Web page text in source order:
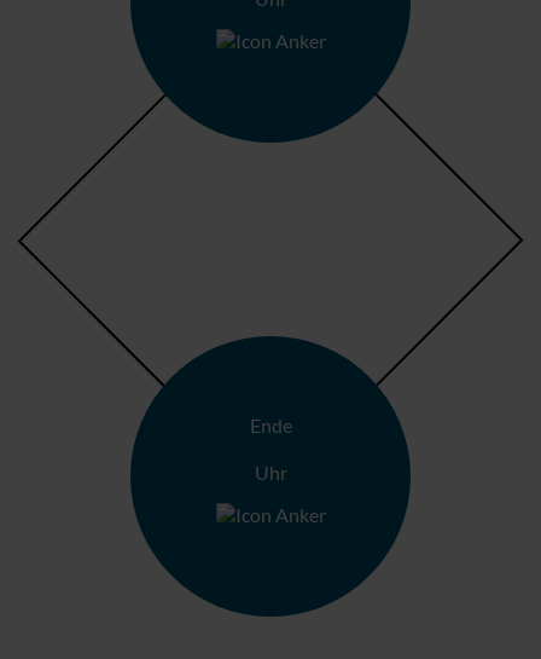
Ende
Uhr